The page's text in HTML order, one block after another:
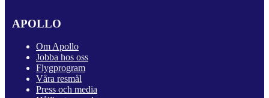
APOLLO
Om Apollo
Jobba hos oss
Flygprogram
Våra resmål
Press och media